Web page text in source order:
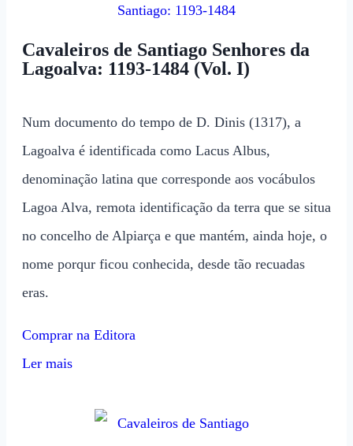
Cavaleiros de Santiago Senhores da
Lagoalva: 1193-1484 (Vol. I)
Num documento do tempo de D. Dinis (1317), a
Lagoalva é identificada como Lacus Albus,
denominação latina que corresponde aos vocábulos
Lagoa Alva, remota identificação da terra que se situa
no concelho de Alpiarça e que mantém, ainda hoje, o
nome porqur ficou conhecida, desde tão recuadas
eras.
Comprar na Editora
Ler mais